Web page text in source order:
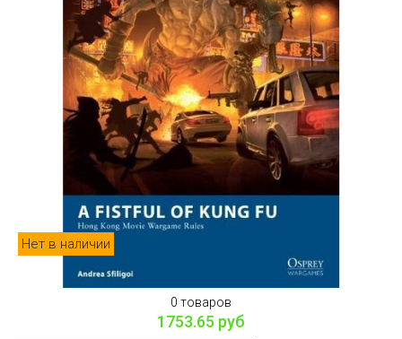
Нет в наличии
0 товаров
1753.65 руб